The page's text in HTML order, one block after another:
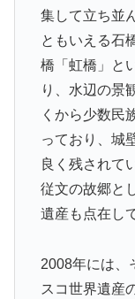
集して立ち並
ともいえる石
橋「虹橋」と
り、水辺の景
くから少数民
っており、城
良く残されて
従文の故郷と
遺産も点在し
2008年には、
スコ世界遺産